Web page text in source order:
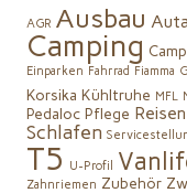
AGR Ausbau
Camping
Einparken Fahrrad Fiamma
Korsika Kühltruhe MFL
Pedaloc Pflege Reisen
Schlafen
T5 U-Profil
Zahnriemen Zubehör